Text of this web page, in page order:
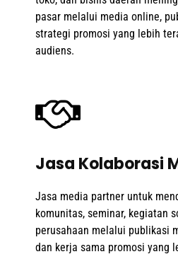
pasar melalui media online,
strategi promosi yang lebih
audiens.
Jasa Kolaborasi
Jasa media partner untuk
komunitas, seminar, kegiatan
perusahaan melalui publikasi
dan kerja sama promosi yang